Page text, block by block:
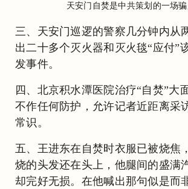
天安门自焚是中共策划的一场骗
三、天安门巡逻的警察几分钟内从
出二十多个灭火器和灭火毯“应付”
发事件。
四、北京积水潭医院治疗“自焚”大
不作任何防护，允许记者近距离采
常识。
五、王进东在自焚时衣服已被烧焦
烧的头发还在头上，他腿间的盛满
却完好无损。在他喊出那句似是而